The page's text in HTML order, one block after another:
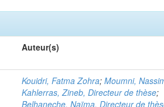
Auteur(s)
Kouidri, Fatma Zohra;Moumni,
Kahlerras, Zineb, Directeur de thèse;
Belhaneche, Naïma, Directeur de